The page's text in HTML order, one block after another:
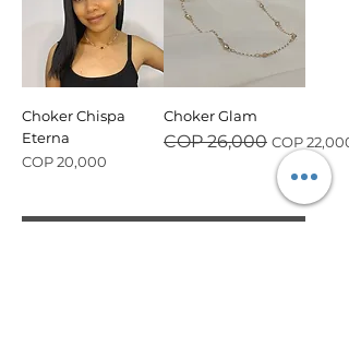
Choker Chispa
Eterna
価格
COP 20,000
Choker Glam
通常価格
COP 26,000 セール価格
COP 22,000